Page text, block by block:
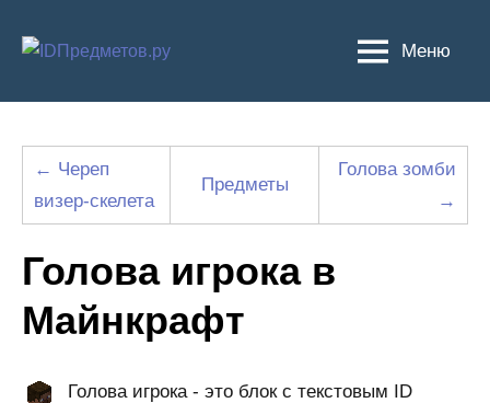
Меню
← Череп
визер-скелета
Предметы
Голова зомби
→
Голова игрока в
Майнкрафт
Голова игрока - это блок с текстовым ID